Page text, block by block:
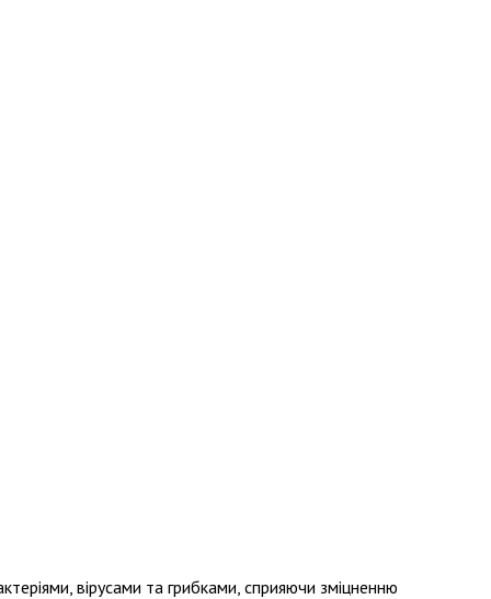
вірусами та грибками, сприяючи зміцненню